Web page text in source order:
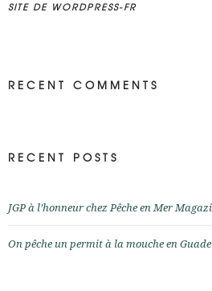
SITE DE WORDPRESS-FR
RECENT COMMENTS
RECENT POSTS
JGP à l’honneur chez Pêche en Mer
On pêche un permit à la mouche en